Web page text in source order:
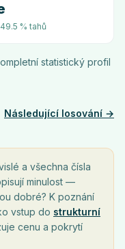
% tahů
statistický profil
Následující losování →
a všechna čísla
minulost —
dobré? K poznání
vstup do strukturní
cenu a pokrytí